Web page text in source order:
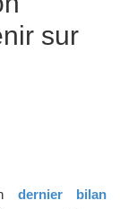
sur
dernier bilan